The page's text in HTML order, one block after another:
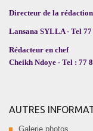
Directeur de la rédaction
Lansana SYLLA - Tel
Rédacteur en chef
Cheikh Ndoye - Tel : 77
AUTRES
Galerie photos